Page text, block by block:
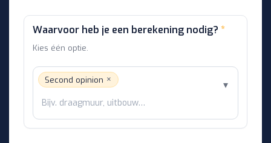
Waarvoor heb je een berekening nodig? *
Kies één optie.
Second opinion × ▾